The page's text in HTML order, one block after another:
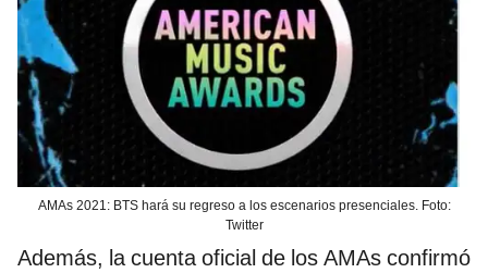
AMAs 2021: BTS hará su regreso a los escenarios presenciales. Foto:
Twitter
Además, la cuenta oficial de los AMAs confirmó